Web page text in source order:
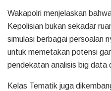
Wakapolri menjelaskan
Kepolisian bukan sekadar
simulasi berbagai persoalan
untuk memetakan potensi
pendekatan analisis big data
Kelas Tematik juga